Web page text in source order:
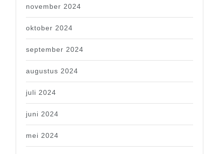
november 2024
oktober 2024
september 2024
augustus 2024
juli 2024
juni 2024
mei 2024